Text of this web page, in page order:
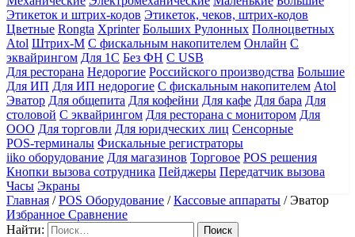
Этикеток и штрих-кодов Этикеток, чеков, штрих-кодов
Цветные Rongta Xprinter Больших Рулонных Полноцветных
Atol Штрих-М С фискальным накопителем Онлайн С
эквайрингом Для 1С Без ФН С USB
Для ресторана Недорогие Российского производства Большие
Для ИП Для ИП недорогие С фискальным накопителем Atol
Эватор Для общепита Для кофейни Для кафе Для бара Для
столовой С эквайрингом Для ресторана с монитором Для
ООО Для торговли Для юридческих лиц Сенсорные
POS-терминалы Фискальные регистраторы
iiko оборудование Для магазинов Торговое POS решения
Кнопки вызова сотрудника Пейджеры Передатчик вызова
Часы Экраны
Главная /POS Оборудование /Кассовые аппараты /Эватор
Избранное Сравнение
Найти: